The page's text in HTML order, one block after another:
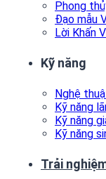
Phong
Đạo mẫu
Lời Khấn
Kỹ năng
Nghệ
Kỹ năng
Kỹ năng
Kỹ năng
Trải